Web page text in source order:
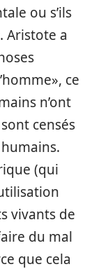
ou s’ils
Aristote a
ce
n’ont
censés
(qui
vivants de
du mal
que cela